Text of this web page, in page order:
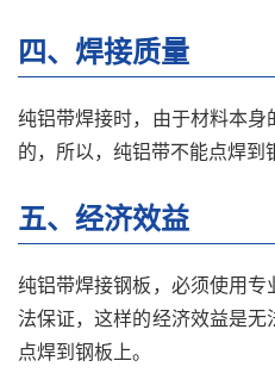
四、焊接质量
纯铝带焊接时，由于材料本
的，所以，纯铝带不能点焊到
五、经济效益
纯铝带焊接钢板，必须使用
法保证，这样的经济效益是
点焊到钢板上。